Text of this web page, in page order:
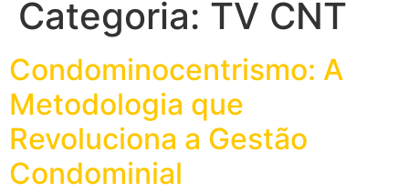
Categoria: TV CNT
Condominocentrismo: A
Metodologia que
Revoluciona a Gestão
Condominial